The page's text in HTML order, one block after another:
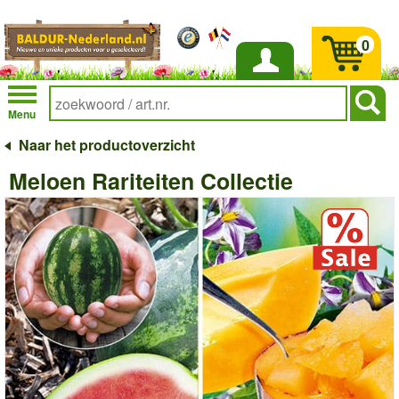
Inloggen
Menu
0
Naar het productoverzicht
Meloen Rariteiten Collectie